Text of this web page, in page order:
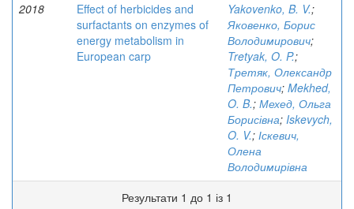
2018
Effect of herbicides and
surfactants on enzymes of
energy metabolism in
European carp
Yakovenko, B. V.;
Яковенко, Борис
Володимирович;
Tretyak, O. P.;
Третяк, Олександр
Петрович; Mekhed,
O. B.; Мехед, Ольга
Борисівна; Iskevych,
O. V.; Іскевич,
Олена
Володимирівна
Результати 1 до 1 із 1